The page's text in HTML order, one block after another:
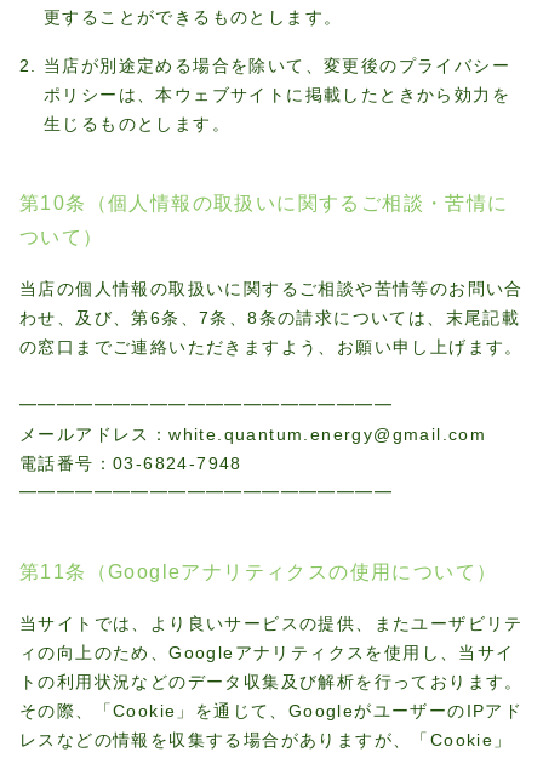
更することができるものとします。
当店が別途定める場合を除いて、変更後のプライバシー
ポリシーは、本ウェブサイトに掲載したときから効力を
生じるものとします。
第10条（個人情報の取扱いに関するご相談・苦情に
ついて）
当店の個人情報の取扱いに関するご相談や苦情等のお問い合
わせ、及び、第6条、7条、8条の請求については、末尾記載
の窓口までご連絡いただきますよう、お願い申し上げます。
━━━━━━━━━━━━━━━━━━━━
メールアドレス：white.quantum.energy@gmail.com
電話番号：03-6824-7948
━━━━━━━━━━━━━━━━━━━━
第11条（Googleアナリティクスの使用について）
当サイトでは、より良いサービスの提供、またユーザビリテ
ィの向上のため、Googleアナリティクスを使用し、当サイ
トの利用状況などのデータ収集及び解析を行っております。
その際、「Cookie」を通じて、GoogleがユーザーのIPアド
レスなどの情報を収集する場合がありますが、「Cookie」